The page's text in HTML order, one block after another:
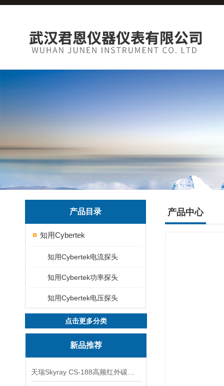
产品目录
知用Cybertek
知用Cybertek电流探头
知用Cybertek功率探头
知用Cybertek电压探头
点击更多分类
新品推荐
产品中心